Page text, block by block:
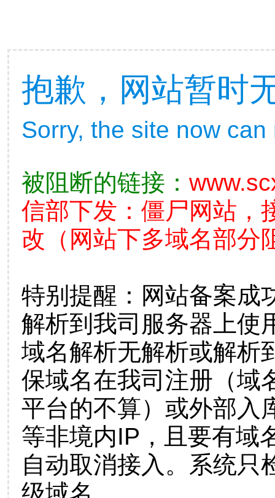
抱歉，网站暂时
Sorry, the site now
被阻断的链接：
信部下发：僵尸网站，
改（网站下多域名部分
特别提醒：网站备案成
解析到我司服务器上使
域名解析无解析或解析
保域名在我司注册（域
平台的不算）或外部入
等非境内IP，且要有域
自动取消接入。系统只